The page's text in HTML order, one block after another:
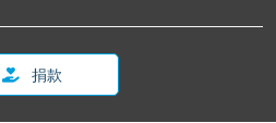
捐款